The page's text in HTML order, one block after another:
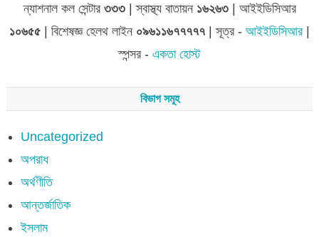
ন্যাশনাল কল সেন্টার ৩৩৩| স্বাস্থ্য বাতায়ন ১৬২৬৩| আইইডিসিআর
১০৬৫৫ | বিশেষজ্ঞ হেলথ লাইন ০৯৬১১৬৭৭৭৭৭| সূত্র - আইইডিসিআর|
স্পন্সর - একতা হোস্ট
বিভাগ সমূহ
Uncategorized
অপরাধ
অর্থণীতি
আন্তর্জাতিক
ইসলাম